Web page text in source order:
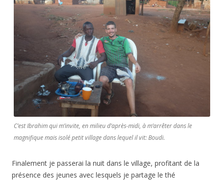
C’est Ibrahim qui m’invite, en milieu d’après-midi, à m’arrêter dans le
magnifique mais isolé petit village dans lequel il vit: Boudi.
Finalement je passerai la nuit dans le village, profitant de la
présence des jeunes avec lesquels je partage le thé